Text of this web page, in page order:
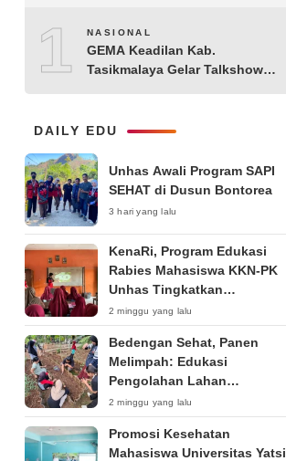
Bicara
10NASIONAL
GEMA Keadilan Kab.
Tasikmalaya Gelar Talkshow
Negara di Era Post-Truth”
DAILY EDU
Unhas Awali Program SAPI
SEHAT di Dusun Bontorea
3 hari yang lalu
KenaRi, Program Edukasi
Rabies Mahasiswa KKN-PK
Unhas Tingkatkan
Kesadaran Siswa SD Negeri 4
Maccorawalie
2 minggu yang lalu
Bedengan Sehat, Panen
Melimpah: Edukasi
Pengolahan Lahan
Bedengan Organik bagi KWT
dan Ibu PKK RT 04 RW 01
Kelurahan Pakintelan
2 minggu yang lalu
Promosi Kesehatan
Mahasiswa Universitas Yatsi